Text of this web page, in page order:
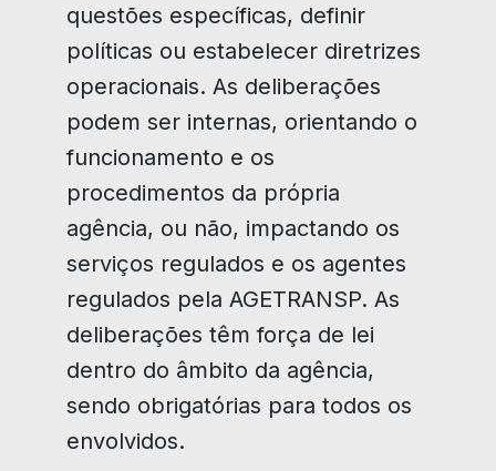
questões específicas, definir
políticas ou estabelecer diretrizes
operacionais. As deliberações
podem ser internas, orientando o
funcionamento e os
procedimentos da própria
agência, ou não, impactando os
serviços regulados e os agentes
regulados pela AGETRANSP. As
deliberações têm força de lei
dentro do âmbito da agência,
sendo obrigatórias para todos os
envolvidos.